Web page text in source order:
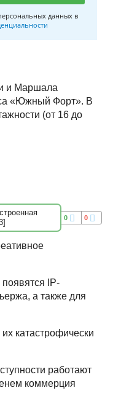
данных в
и Маршала
«Южный Форт». В
(от 16 до
0 0
IP-
а также для
катастрофически
работают
коммерция